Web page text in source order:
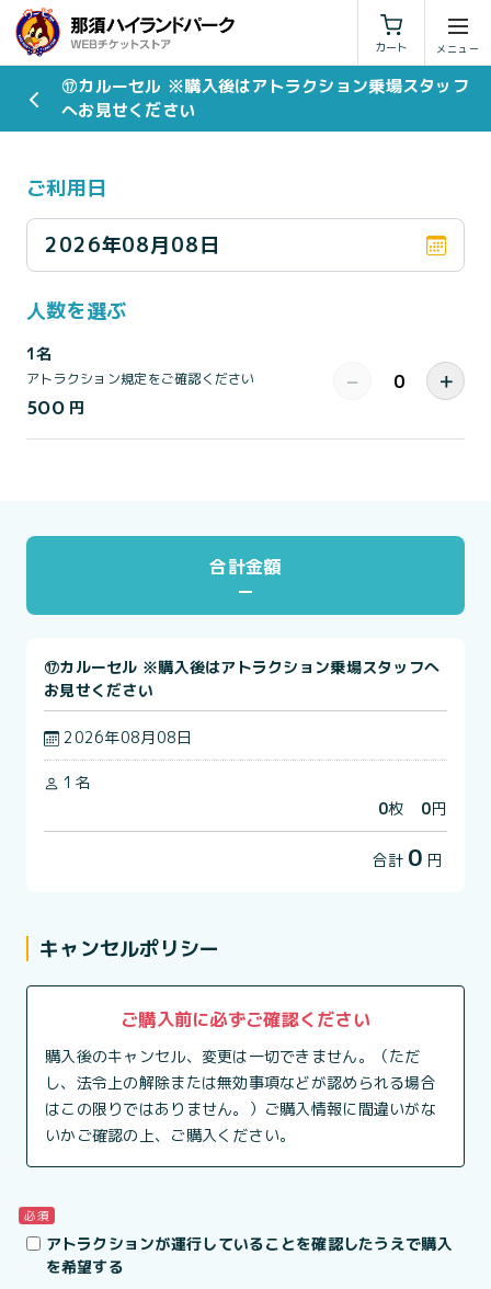
カート
利用規約 特定商取引法に基づく表示
⑰カルーセル ※購入後はアトラクション乗場スタッフ
へお見せください
ご利用日
2026年08月08日
人数を選ぶ
1名
アトラクション規定をご確認ください
500 円
− ＋
合計金額
⑰カルーセル ※購入後はアトラクション乗場スタッフへ
お見せください
2026年08月08日
1名
0枚 0円
合計 0 円
キャンセルポリシー
ご購入前に必ずご確認ください
購入後のキャンセル、変更は一切できません。（ただ
し、法令上の解除または無効事項などが認められる場合
はこの限りではありません。）ご購入情報に間違いがな
いかご確認の上、ご購入ください。
必須
アトラクションが運行していることを確認したうえで購入
を希望する